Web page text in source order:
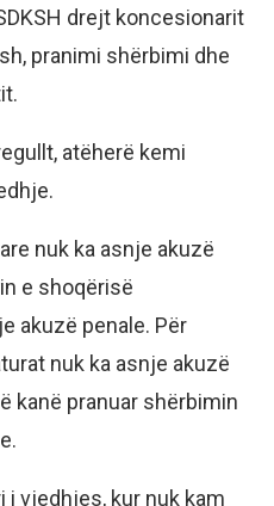
drejt koncesionarit
pranimi shërbimi dhe
atëherë kemi
nuk ka asnje akuzë
e shoqërisë
akuzë penale. Për
nuk ka asnje akuzë
kanë pranuar shërbimin
i vjedhjes, kur nuk kam